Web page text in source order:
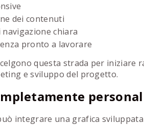
dei contenuti
navigazione chiara
pronto a lavorare
questa strada per iniziare
e sviluppo del progetto.
integrare una grafica sviluppata